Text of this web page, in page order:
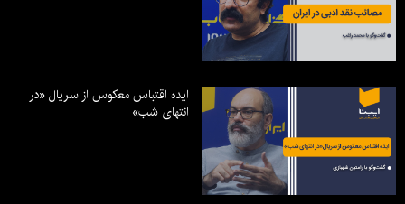
ایده اقتباس معکوس از سریال «در
انتهای شب»